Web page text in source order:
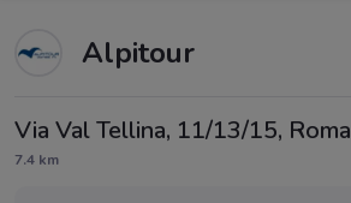
Alpitour
Via Val Tellina, 11/13/15, Roma
7.4 km